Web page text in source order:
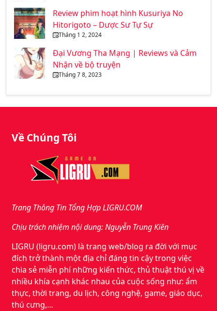
Review phim hoạt hình Kusuriya No
Hitorigoto – Dược Sư Tự Sự
Tháng 1 2, 2024
Đại Vương Tha Mạng | Reviews và Cảm
Nhận về bộ truyện
Tháng 7 8, 2023
Về Chúng Tôi
Trang Thông Tin Tổng Hợp LIGRU.COM
Chịu trách nhiệm nội dung: Nguyễn Trung Kiên
LIGRU (ligru.com) là trang web/blog ra đời với mục
đích trở thành một địa chỉ đáng tin cậy trong việc
chia sẻ miễn phí những kiến thức, thủ thuật thú vị về
nhiều khía cạnh khác nhau của cuộc sống như: ẩm
thực, thời trang, du lịch, công nghệ, game, giáo dục,
thú cưng,…